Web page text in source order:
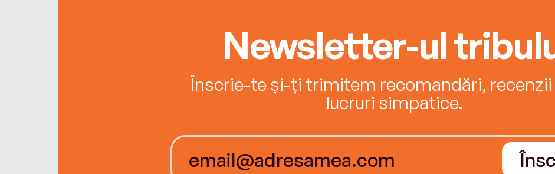
Newsletter-ul
Înscrie-te și-ți trimitem recomandări, recenzii
lucruri simpatice.